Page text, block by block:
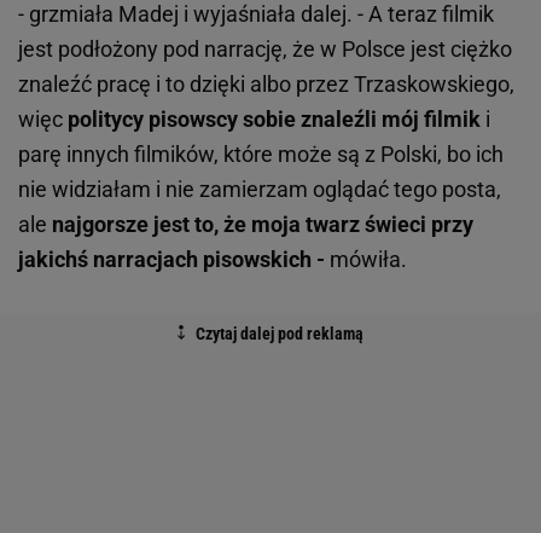
- grzmiała Madej i wyjaśniała dalej. - A teraz filmik
jest podłożony pod narrację, że w Polsce jest ciężko
znaleźć pracę i to dzięki albo przez Trzaskowskiego,
więc politycy pisowscy sobie znaleźli mój filmik i
parę innych filmików, które może są z Polski, bo ich
nie widziałam i nie zamierzam oglądać tego posta,
ale najgorsze jest to, że moja twarz świeci przy
jakichś narracjach pisowskich - mówiła.